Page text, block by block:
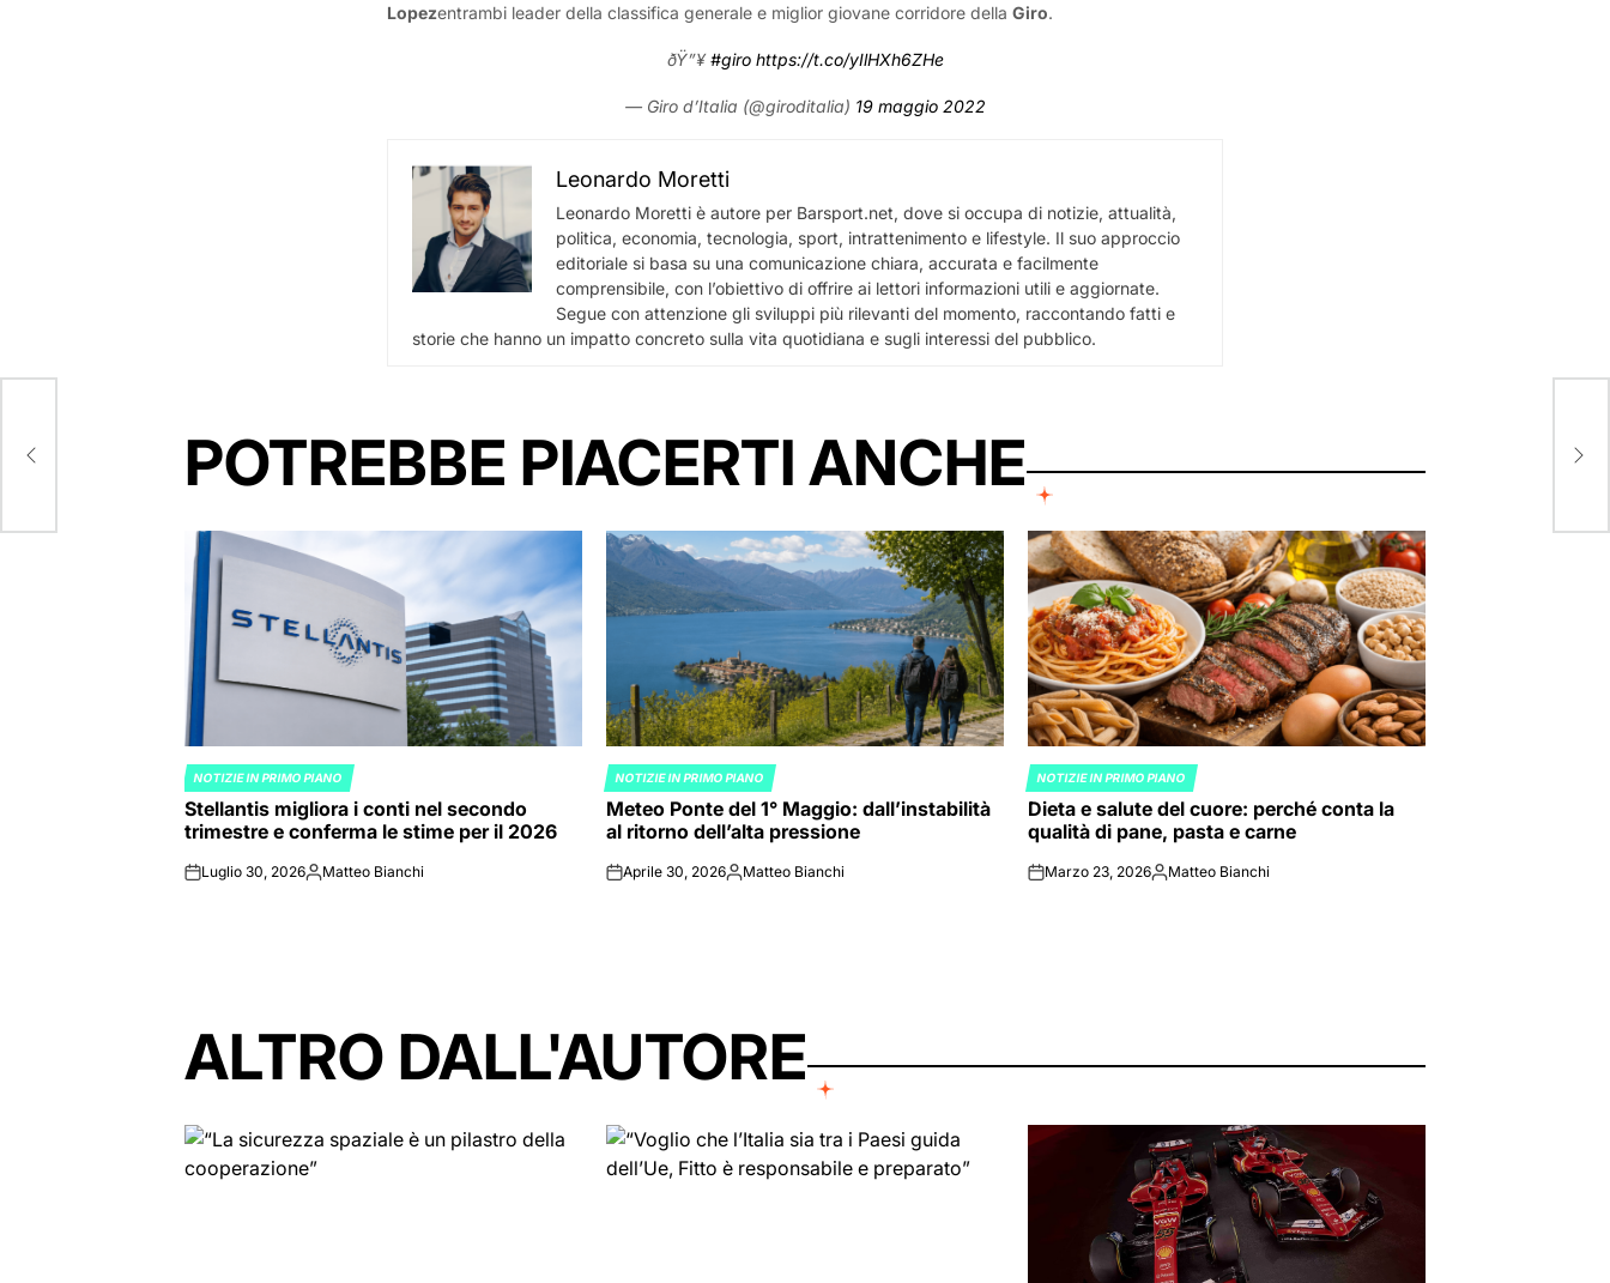
Lopezentrambi leader della classifica generale e miglior giovane corridore dellaGiro.
ðŸ”¥#giro https://t.co/yIlHXh6ZHe
— Giro d’Italia (@giroditalia) 19 maggio 2022
Leonardo Moretti
Leonardo Moretti è autore per Barsport.net, dove si occupa di notizie, attualità,
politica, economia, tecnologia, sport, intrattenimento e lifestyle. Il suo approccio
editoriale si basa su una comunicazione chiara, accurata e facilmente
comprensibile, con l’obiettivo di offrire ai lettori informazioni utili e aggiornate.
Segue con attenzione gli sviluppi più rilevanti del momento, raccontando fatti e
storie che hanno un impatto concreto sulla vita quotidiana e sugli interessi del pubblico.
POTREBBE PIACERTI ANCHE
POSTED
IN
NOTIZIE IN PRIMO PIANO
Stellantis migliora i conti nel secondo
trimestre e conferma le stime per il 2026
onLuglio 30, 2026Posted
Matteo Bianchi
POSTED
IN
NOTIZIE IN PRIMO PIANO
Meteo Ponte del 1° Maggio: dall’instabilità
al ritorno dell’alta pressione
onAprile 30, 2026Posted
Matteo Bianchi
POSTED
IN
NOTIZIE IN PRIMO PIANO
Dieta e salute del cuore: perché conta la
qualità di pane, pasta e carne
onMarzo 23, 2026Posted
Matteo Bianchi
ALTRO DALL'AUTORE